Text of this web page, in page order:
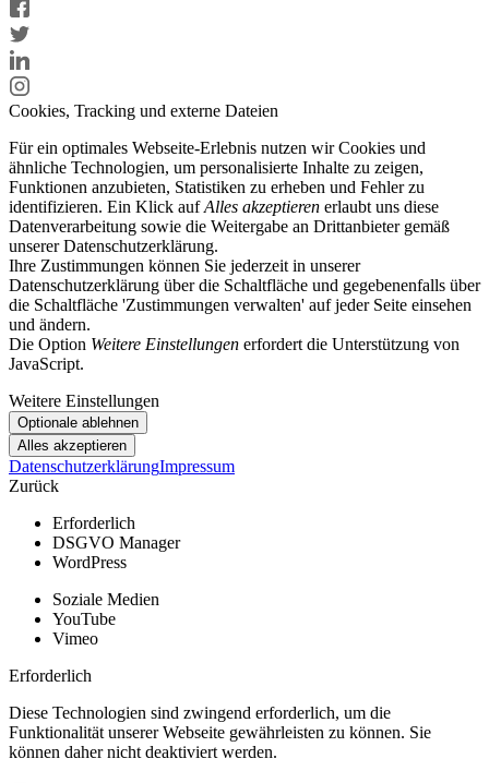
Cookies, Tracking und externe Dateien
Für ein optimales Webseite-Erlebnis nutzen wir Cookies und
ähnliche Technologien, um personalisierte Inhalte zu zeigen,
Funktionen anzubieten, Statistiken zu erheben und Fehler zu
identifizieren. Ein Klick aufAlles akzeptieren erlaubt uns diese
Datenverarbeitung sowie die Weitergabe an Drittanbieter gemäß
unserer Datenschutzerklärung.
Ihre Zustimmungen können Sie jederzeit in unserer
Datenschutzerklärung über die Schaltfläche und gegebenenfalls über
die Schaltfläche 'Zustimmungen verwalten' auf jeder Seite einsehen
und ändern.
Die Option Weitere Einstellungen erfordert die Unterstützung von
JavaScript.
Weitere Einstellungen
DatenschutzerklärungImpressum
Zurück
Erforderlich
DSGVO Manager
WordPress
Soziale Medien
YouTube
Vimeo
Erforderlich
Diese Technologien sind zwingend erforderlich, um die
Funktionalität unserer Webseite gewährleisten zu können. Sie
können daher nicht deaktiviert werden.